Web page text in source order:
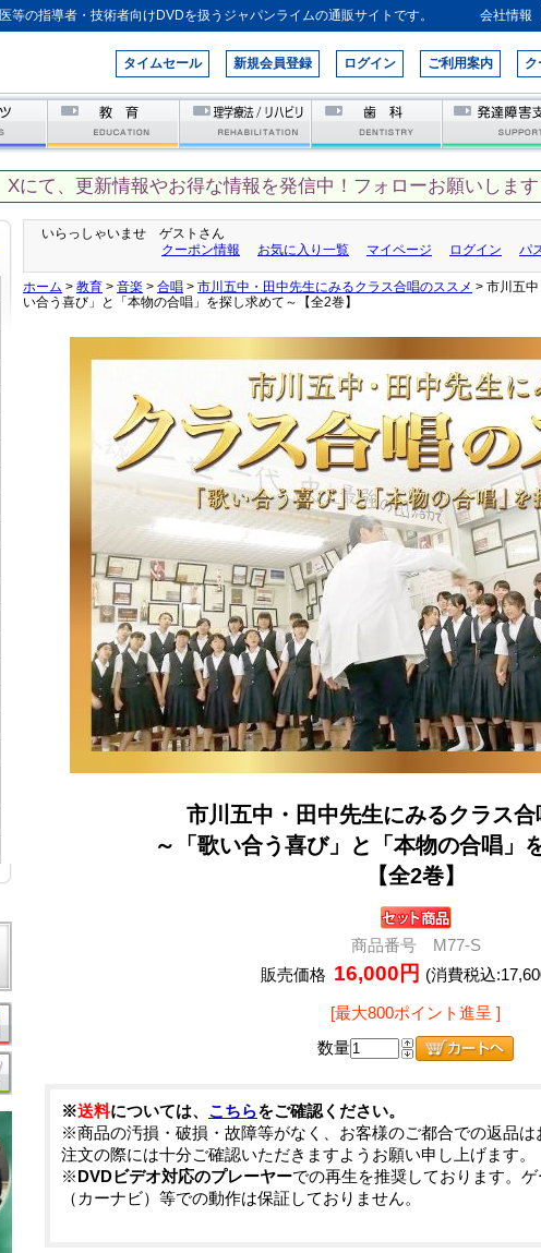
等の指導者・技術者向けDVDを扱うジャパンライムの通販サイトです。 会社情報
タイムセール 新規会員登録 ログイン ご利用案内 ク
て、更新情報やお得な情報を発信中！フォローお願いしま
いらっしゃいませ ゲストさん
クーポン情報
お気に入り一覧 マイページ ログイン パ
ホーム > 教育 > 音楽 > 合唱 > 市川五中・田中先生にみるクラス合唱のススメ > 市川五
い合う喜び」と「本物の合唱」を探し求めて～【全2巻】
市川五中・田中先生にみるクラス合
～「歌い合う喜び」と「本物の合唱」
【全2巻】
商品番号 M77-S
販売価格 16,000円 (消費税込
[最大800ポイント進呈 ]
数量
※送料については、 こちらをご確認ください。
※商品の汚損・破損・故障等がなく、お客様のご都合での返品
注文の際には十分ご確認いただきますようお願い申し上げます。
※DVDビデオ対応のプレーヤーでの再生を推奨しております。
（カーナビ）等での動作は保証しておりません。